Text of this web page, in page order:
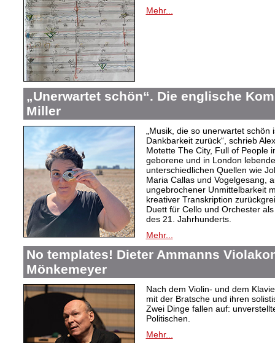
Mehr...
„Unerwartet schön“. Die englische
Miller
„Musik, die so unerwartet
Dankbarkeit zurück“, schrieb
Motette The City, Full of People
geborene und in London
unterschiedlichen Quellen wie
Maria Callas und Vogelgesang,
ungebrochener Unmittelbarkeit
kreativer Transkription
Duett für Cello und Orchester
des 21. Jahrhunderts.
Mehr...
No templates! Dieter Ammanns
Mönkemeyer
Nach dem Violin- und dem
mit der Bratsche und ihren
Zwei Dinge fallen auf:
Politischen.
Mehr...